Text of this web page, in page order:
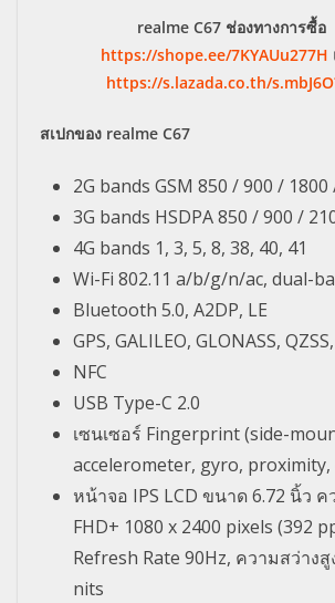
realme C67 ช่องทางการซื้อ
https://shope.ee/7KYAUu277H
https://s.lazada.co.th/
สเปกของ realme C67
2G bands GSM 850 / 900 / 1800
3G bands HSDPA 850 / 900 /
4G bands 1, 3, 5, 8, 38, 40, 41
Wi-Fi 802.11 a/b/g/n/ac, dual-
Bluetooth 5.0, A2DP, LE
GPS, GALILEO, GLONASS,
NFC
USB Type-C 2.0
เซนเซอร์ Fingerprint (side-
accelerometer, gyro, proximity,
หน้าจอ IPS LCD ขนาด 6.72 นิ้ว ค
FHD+ 1080 x 2400 pixels (392
Refresh Rate 90Hz, ความสว่างสู
nits